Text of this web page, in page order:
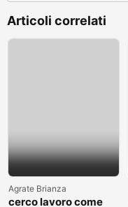
Articoli correlati
Agrate Brianza
cerco lavoro come